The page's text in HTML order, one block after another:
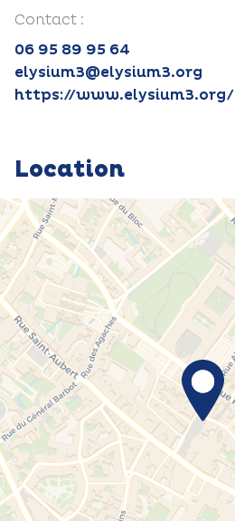
Contact :
06 95 89 95 64
elysium3@elysium3.org
https://www.elysium3.org/
Location